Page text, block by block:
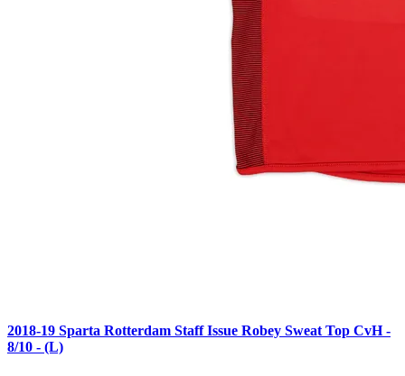
2018-19 Sparta Rotterdam Staff Issue Robey Sweat Top CvH -
8/10 - (L)